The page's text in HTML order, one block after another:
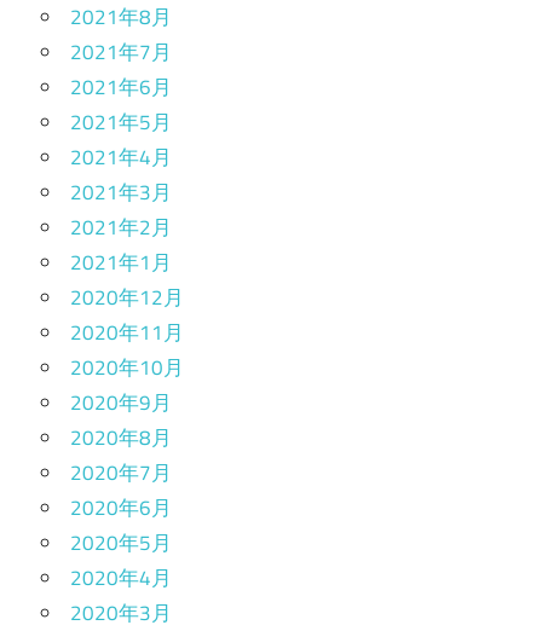
2021年8月
2021年7月
2021年6月
2021年5月
2021年4月
2021年3月
2021年2月
2021年1月
2020年12月
2020年11月
2020年10月
2020年9月
2020年8月
2020年7月
2020年6月
2020年5月
2020年4月
2020年3月